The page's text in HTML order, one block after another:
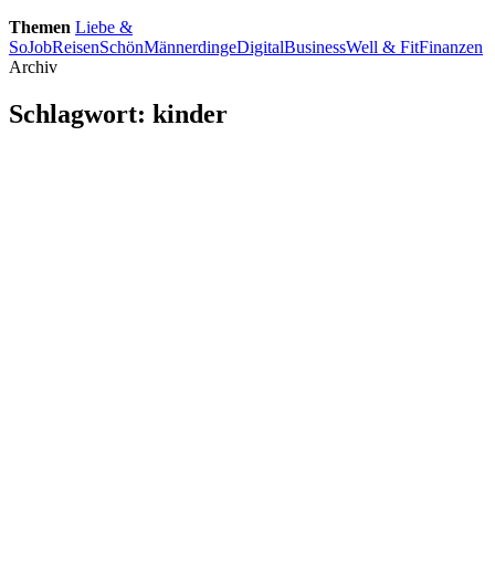
Themen Liebe &
SoJobReisenSchönMännerdingeDigitalBusinessWell & FitFinanzen
Archiv
Schlagwort: kinder